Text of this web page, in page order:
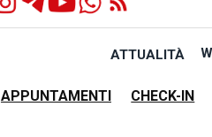
ATTUALITÀ
APPUNTAMENTI CHECK-IN